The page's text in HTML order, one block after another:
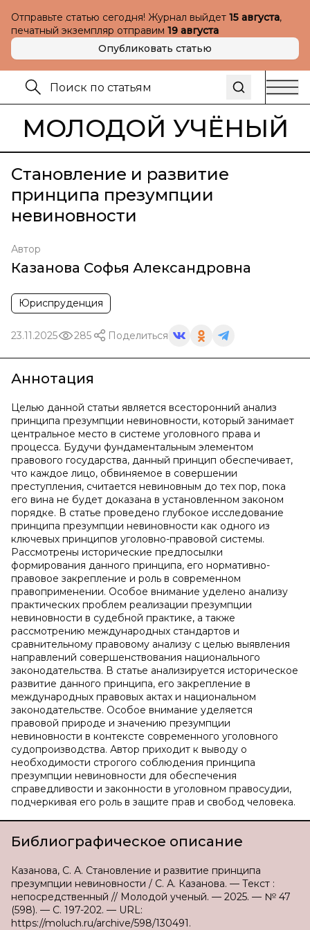
Отправьте статью сегодня! Журнал выйдет 15 августа,
печатный экземпляр отправим 19 августа
Опубликовать статью
МОЛОДОЙ УЧЁНЫЙ
Становление и развитие
принципа презумпции
невиновности
Автор
Казанова Софья Александровна
Юриспруденция
23.11.2025 285 Поделиться
Аннотация
Целью данной статьи является всесторонний анализ
принципа презумпции невиновности, который занимает
центральное место в системе уголовного права и
процесса. Будучи фундаментальным элементом
правового государства, данный принцип обеспечивает,
что каждое лицо, обвиняемое в совершении
преступления, считается невиновным до тех пор, пока
его вина не будет доказана в установленном законом
порядке. В статье проведено глубокое исследование
принципа презумпции невиновности как одного из
ключевых принципов уголовно-правовой системы.
Рассмотрены исторические предпосылки
формирования данного принципа, его нормативно-
правовое закрепление и роль в современном
правоприменении. Особое внимание уделено анализу
практических проблем реализации презумпции
невиновности в судебной практике, а также
рассмотрению международных стандартов и
сравнительному правовому анализу с целью выявления
направлений совершенствования национального
законодательства. В статье анализируется историческое
развитие данного принципа, его закрепление в
международных правовых актах и национальном
законодательстве. Особое внимание уделяется
правовой природе и значению презумпции
невиновности в контексте современного уголовного
судопроизводства. Автор приходит к выводу о
необходимости строгого соблюдения принципа
презумпции невиновности для обеспечения
справедливости и законности в уголовном правосудии,
подчеркивая его роль в защите прав и свобод человека.
Библиографическое описание
Казанова, С. А. Становление и развитие принципа
презумпции невиновности / С. А. Казанова. — Текст :
непосредственный // Молодой ученый. — 2025. — № 47
(598). — С. 197-202. — URL:
https://moluch.ru/archive/598/130491.